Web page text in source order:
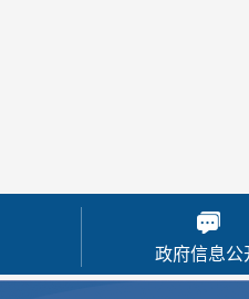
政府信息公